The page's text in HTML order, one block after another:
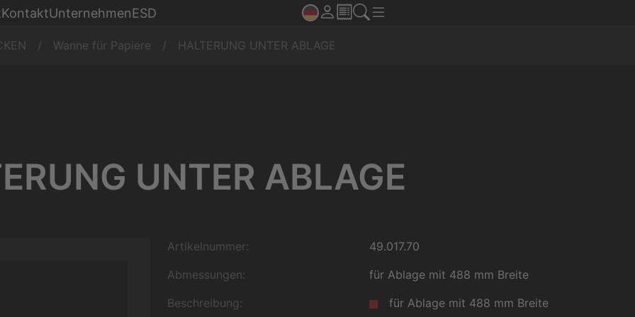
KontaktUnternehmenESDMontage
Wanne für Papiere HALTERUNG UNTER ABLAGE
UNTER ABLAGE
Artikelnummer:
49.017.70
Abmessungen:
für Ablage mit 488 mm Breite
Beschreibung:
für Ablage mit 488 mm Breite